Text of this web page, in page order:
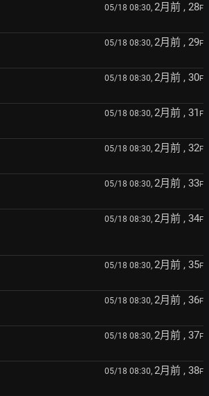
05/18 08:30, 2月前 , 28F
05/18 08:30, 2月前 , 29F
05/18 08:30, 2月前 , 30F
05/18 08:30, 2月前 , 31 F
05/18 08:30, 2月前 , 32F
05/18 08:30, 2月前 , 33F
05/18 08:30, 2月前 , 34F
05/18 08:30, 2月前 , 35F
05/18 08:30, 2月前 , 36F
05/18 08:30, 2月前 , 37F
05/18 08:30, 2月前 , 38F